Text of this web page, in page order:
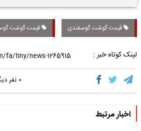
قیمت گوشت گوسفندی قیمت گوشت
لینک کوتاه خبر :
۰ نفر
اخبار مرتبط